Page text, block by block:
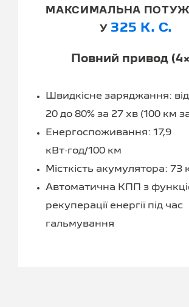
МАКСИМАЛЬНА
У 325 К. С.
Повний привод
Швидкісне заряджання: від
20 до 80% за 27 хв (100 км
Енергоспоживання: 17,9
кВт·год/100 км
Місткість акумулятора: 73
Автоматична КПП з
рекуперації енергії під час
гальмування